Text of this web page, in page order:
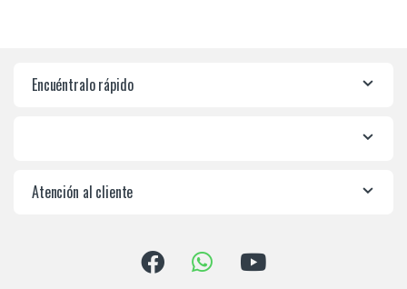
Encuéntralo rápido
Atención al cliente